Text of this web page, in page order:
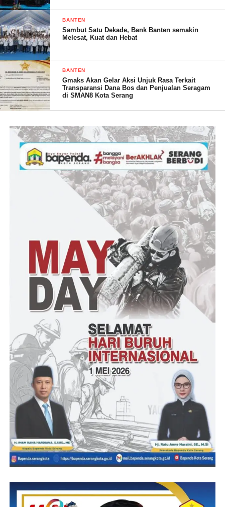
“Jika KPK tidak menindaklanjuti laporan ini dengan serius, kami
akan melakukan aksi protes dan demonstrasi untuk menuntut
keadilan,” tambah Fuadi.
Red
Post Views: 17
BANTEN
Sambut Satu Dekade, Bank Banten semakin
Melesat, Kuat dan Hebat
BANTEN
Gmaks Akan Gelar Aksi Unjuk Rasa Terkait
Transparansi Dana Bos dan Penjualan Seragam
di SMAN8 Kota Serang